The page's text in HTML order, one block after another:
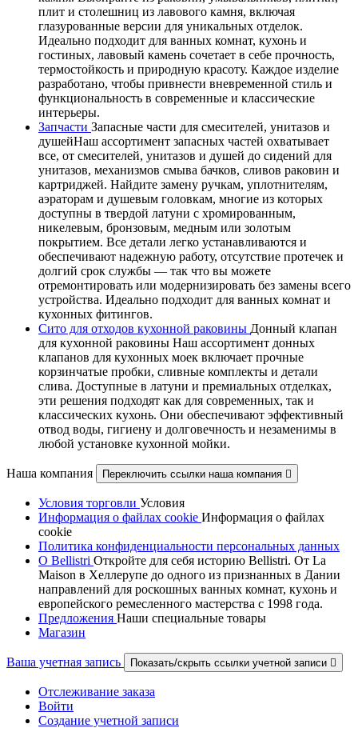
плит и столешниц из лавового камня, включая
глазурованные версии для уникальных отделок.
Идеально подходит для ванных комнат, кухонь и
гостиных, лавовый камень сочетает в себе прочность,
термостойкость и природную красоту. Каждое изделие
разработано, чтобы привнести вневременной стиль и
функциональность в современные и классические
интерьеры.
Запчасти Запасные части для смесителей, унитазов и
душейНаш ассортимент запасных частей охватывает
все, от смесителей, унитазов и душей до сидений для
унитазов, механизмов смыва бачков, сливов раковин и
картриджей. Найдите замену ручкам, уплотнителям,
аэраторам и душевым головкам, многие из которых
доступны в твердой латуни с хромированным,
никелевым, бронзовым, медным или золотым
покрытием. Все детали легко устанавливаются и
обеспечивают надежную работу, отсутствие протечек и
долгий срок службы — так что вы можете
отремонтировать или модернизировать без замены всего
устройства. Идеально подходит для ванных комнат и
кухонных фитингов.
Сито для отходов кухонной раковины Донный клапан
для кухонной раковины Наш ассортимент донных
клапанов для кухонных моек включает прочные
корзинчатые пробки, сливные комплекты и детали
слива. Доступные в латуни и премиальных отделках,
эти решения подходят как для современных, так и
классических кухонь. Они обеспечивают эффективный
отвод воды, гигиену и долговечность и незаменимы в
любой установке кухонной мойки.
Наша компания Переключить ссылки наша компания 
Условия торговли Условия
Информация о файлах cookie Информация о файлах
cookie
Политика конфиденциальности персональных данных
О Bellistri Откройте для себя историю Bellistri. От La
Maison в Хеллерупе до одного из признанных в Дании
направлений для роскошных ванных комнат, кухонь и
европейского ремесленного мастерства с 1998 года.
Предложения Наши специальные товары
Магазин
Ваша учетная запись Показать/скрыть ссылки учетной записи 
Отслеживание заказа
Войти
Создание учетной записи